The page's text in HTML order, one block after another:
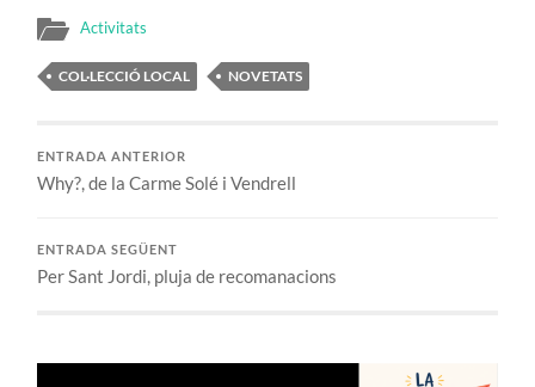
Activitats
COL·LECCIÓ LOCAL NOVETATS
ENTRADA ANTERIOR
Why?, de la Carme Solé i Vendrell
ENTRADA SEGÜENT
Per Sant Jordi, pluja de recomanacions